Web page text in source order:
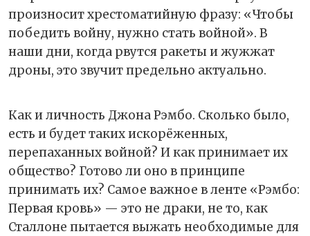
произносит хрестоматийную фразу: «Чтобы
победить войну, нужно стать войной». В
наши дни, когда рвутся ракеты и жужжат
дроны, это звучит предельно актуально.
Как и личность Джона Рэмбо. Сколько было,
есть и будет таких искорёженных,
перепаханных войной? И как принимает их
общество? Готово ли оно в принципе
принимать их? Самое важное в ленте «Рэмбо:
Первая кровь» — это не драки, не то, как
Сталлоне пытается выжать необходимые для